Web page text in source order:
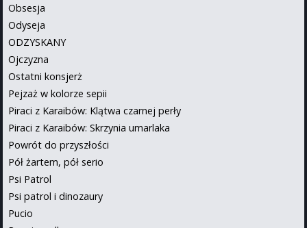
Obsesja
Odyseja
ODZYSKANY
Ojczyzna
Ostatni konsjerż
Pejzaż w kolorze sepii
Piraci z Karaibów: Klątwa czarnej perły
Piraci z Karaibów: Skrzynia umarlaka
Powrót do przyszłości
Pół żartem, pół serio
Psi Patrol
Psi patrol i dinozaury
Pucio